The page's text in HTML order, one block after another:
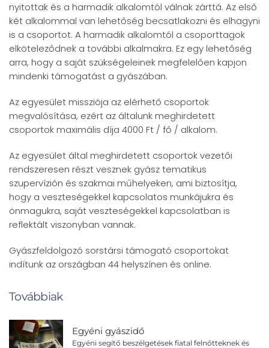
nyitottak és a harmadik alkalomtól válnak zárttá. Az első
két alkalommal van lehetőség becsatlakozni és elhagyni
is a csoportot. A harmadik alkalomtól a csoporttagok
elköteleződnek a további alkalmakra. Ez egy lehetőség
arra, hogy a saját szükségeleinek megfelelően kapjon
mindenki támogatást a gyászában.
Az egyesület missziója az elérhető csoportok
megvalósítása, ezért az általunk meghirdetett
csoportok maximális díja 4000 Ft / fő / alkalom.
Az egyesület által meghirdetett csoportok vezetői
rendszeresen részt vesznek gyász tematikus
szupervízión és szakmai műhelyeken, ami biztosítja,
hogy a veszteségekkel kapcsolatos munkájukra és
önmagukra, saját veszteségekkel kapcsolatban is
reflektált viszonyban vannak.
Gyászfeldolgozó sorstársi támogató csoportokat
indítunk az országban 44 helyszínen és online.
Továbbiak
Egyéni gyászidő
Egyéni segítő beszélgetések fiatal felnőtteknek és